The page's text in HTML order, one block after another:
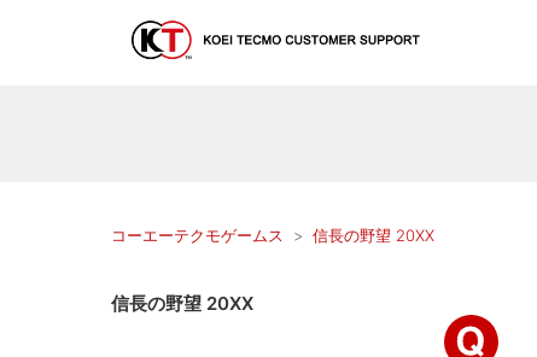
コーエーテクモゲームス 信長の野望 20XX
信長の野望 20XX